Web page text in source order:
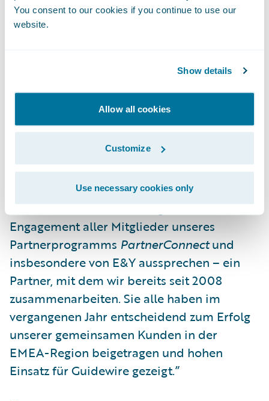
You consent to our cookies if you continue to use our
website.
Show details
Allow all cookies
Customize
Use necessary cookies only
Branchenerfahrung und umfassender
„Guidewire konzentriert sich darauf, unseren
Unfallversicherungsbranche erstklassige
Software und Serviceleistungen zu bieten.
Vor diesem Hintergrund freuen wir uns, dass
E&Y zu unserem Partner-Team gehört”,
erklärt John True, Senior Vice President,
Field Operations, Guidewire Software. „Wir
möchten eine Anerkennung für das hohe
Engagement aller Mitglieder unseres
Partnerprogramms PartnerConnectund
insbesondere von E&Y aussprechen – ein
Partner, mit dem wir bereits seit 2008
zusammenarbeiten. Sie alle haben im
vergangenen Jahr entscheidend zum Erfolg
unserer gemeinsamen Kunden in der
EMEA-Region beigetragen und hohen
Einsatz für Guidewire gezeigt.”